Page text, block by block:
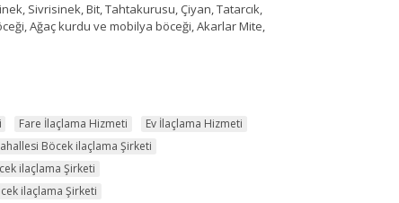
Sivrisinek, Bit, Tahtakurusu, Çiyan, Tatarcık,
Ağaç kurdu ve mobilya böceği, Akarlar Mite,
Fare İlaçlama Hizmeti
Ev İlaçlama Hizmeti
Böcek ilaçlama Şirketi
ilaçlama Şirketi
ilaçlama Şirketi